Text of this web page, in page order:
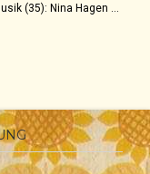
(35): Nina Hagen ...